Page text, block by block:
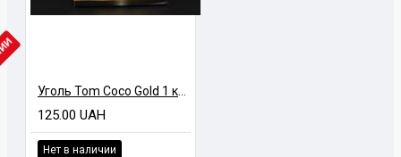
125.00 UAH
Нет в наличии